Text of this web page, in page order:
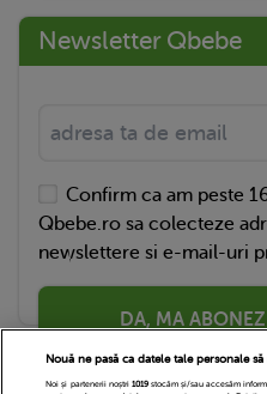
Newsletter Qbebe
Confirm ca am peste
Qbebe.ro sa colecteze
newslettere si e-mail-uri
DA, MA
Nouă ne pasă ca datele tale personale
Noi și partenerii noștri 1019stocăm și/sau accesăm